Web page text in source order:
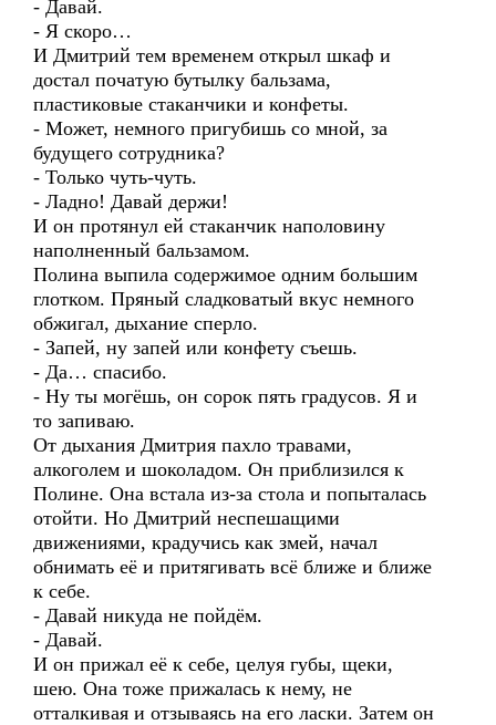
- Давай.
- Я скоро…
И Дмитрий тем временем открыл шкаф и
достал початую бутылку бальзама,
пластиковые стаканчики и конфеты.
- Может, немного пригубишь со мной, за
будущего сотрудника?
- Только чуть-чуть.
- Ладно! Давай держи!
И он протянул ей стаканчик наполовину
наполненный бальзамом.
Полина выпила содержимое одним большим
глотком. Пряный сладковатый вкус немного
обжигал, дыхание сперло.
- Запей, ну запей или конфету съешь.
- Да… спасибо.
- Ну ты могёшь, он сорок пять градусов. Я и
то запиваю.
От дыхания Дмитрия пахло травами,
алкоголем и шоколадом. Он приблизился к
Полине. Она встала из-за стола и попыталась
отойти. Но Дмитрий неспешащими
движениями, крадучись как змей, начал
обнимать её и притягивать всё ближе и ближе
к себе.
- Давай никуда не пойдём.
- Давай.
И он прижал её к себе, целуя губы, щеки,
шею. Она тоже прижалась к нему, не
отталкивая и отзываясь на его ласки. Затем он